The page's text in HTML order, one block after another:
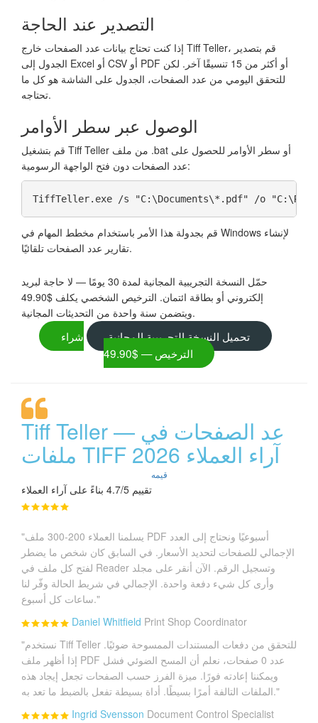
التصدير عند الحاجة
إذا كنت تحتاج بيانات عدد الصفحات خارج Tiff Teller، قم بتصدير
الجدول إلى Excel أو CSV أو PDF أو أكثر من 15 تنسيقًا آخر. لكن
للتحقق اليومي من عدد الصفحات، الجدول على الشاشة هو كل ما
تحتاجه.
الوصول عبر سطر الأوامر
قم بتشغيل Tiff Teller من ملف .bat أو سطر الأوامر للحصول على
عدد الصفحات دون فتح الواجهة الرسومية:
TiffTeller.exe /s "C:\Documents\*.pdf" /o
قم بجدولة هذا الأمر باستخدام مخطط المهام في Windows لإنشاء
تقارير عدد الصفحات تلقائيًا.
حمّل النسخة التجريبية المجانية لمدة 30 يومًا — لا حاجة لبريد
إلكتروني أو بطاقة ائتمان. الترخيص الشخصي يكلف $49.90
ويتضمن سنة واحدة من التحديثات المجانية.
تحميل النسخة التجريبية المجانية
شراء
الترخيص — $49.90
Tiff Teller — عد الصفحات في
ملفات TIFF آراء العملاء 2026
قيمه
تقييم 4.7/5 بناءً على آراء العملاء
"يسلمنا العملاء 200-300 ملف PDF أسبوعيًا ونحتاج إلى العدد
الإجمالي للصفحات لتحديد الأسعار. في السابق كان شخص ما يضطر
لفتح كل ملف في Reader وتسجيل الرقم. الآن أنقر على مجلد
وأرى كل شيء دفعة واحدة. الإجمالي في شريط الحالة وفّر لنا
ساعات كل أسبوع."
Daniel Whitfield Print Shop Coordinator
"نستخدم Tiff Teller للتحقق من دفعات المستندات الممسوحة ضوئيًا.
إذا أظهر ملف PDF عدد 0 صفحات، نعلم أن المسح الضوئي فشل
ويمكننا إعادته فورًا. ميزة الفرز حسب الصفحات تجعل إيجاد هذه
الملفات التالفة أمرًا بسيطًا. أداة بسيطة تفعل بالضبط ما تعد به."
Ingrid Svensson Document Control Specialist